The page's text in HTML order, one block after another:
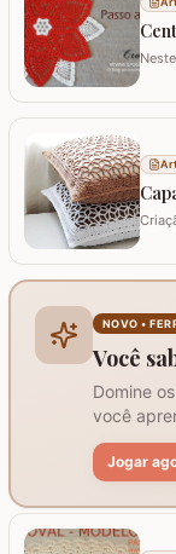
NOVO •
Você
Domine
você
Jogar